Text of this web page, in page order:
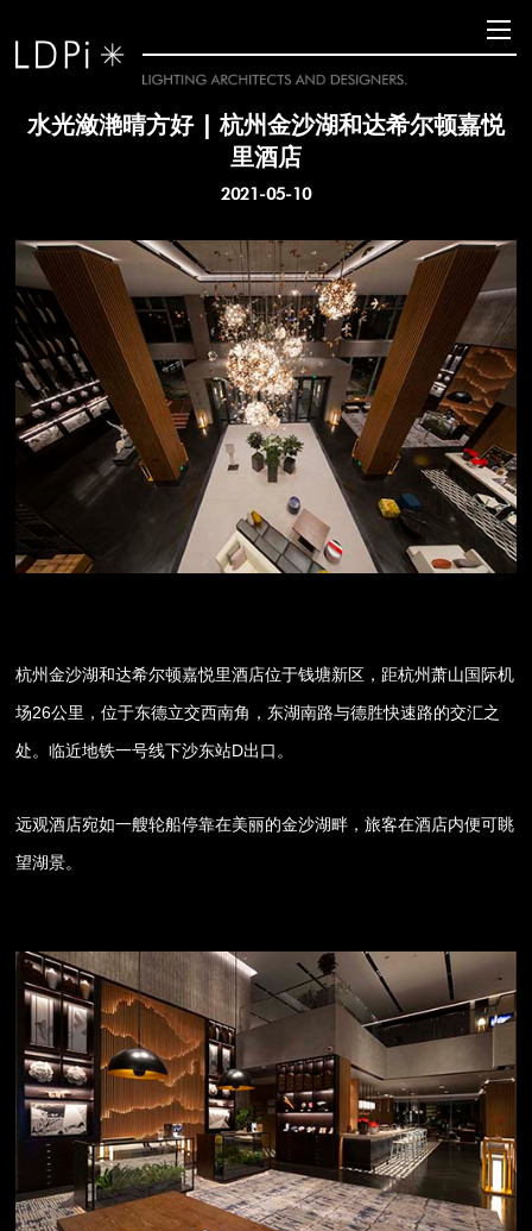
水光潋滟晴方好 | 杭州金沙湖和达希尔顿嘉悦
里酒店
2021-05-10
杭州金沙湖和达希尔顿嘉悦里酒店位于钱塘新区，距杭州萧山国际机
场26公里，位于东德立交西南角，东湖南路与德胜快速路的交汇之
处。临近地铁一号线下沙东站D出口。
远观酒店宛如一艘轮船停靠在美丽的金沙湖畔，旅客在酒店内便可眺
望湖景。